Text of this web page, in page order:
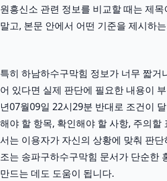
원흥신소 관련 정보를 비교할 때는 제
말고, 본문 안에서 어떤 기준을 제시하
특히 하남하수구막힘 정보가 너무 짧거
어 있다면 실제 판단에 필요한 내용이
년07월09일 22시29분 반대로 조건이
해야 할 항목, 확인해야 할 사항, 주의할
서는 이용자가 자신의 상황에 맞춰 판
조는 송파구하수구막힘 문서가 단순한
만드는 데도 도움이 됩니다.